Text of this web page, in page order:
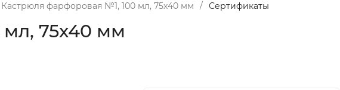
Кастрюля фарфоровая №1, 100 мл, 75х40 мм / Сертификаты
75х40 мм